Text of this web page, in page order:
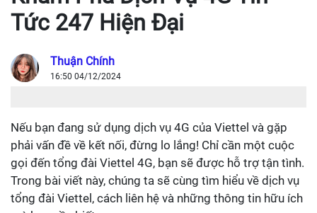
Tức 247 Hiện Đại
Thuận Chính
16:50 04/12/2024
Nếu bạn đang sử dụng dịch vụ 4G của Viettel và gặp
phải vấn đề về kết nối, đừng lo lắng! Chỉ cần một cuộc
gọi đến tổng đài Viettel 4G, bạn sẽ được hỗ trợ tận tình.
Trong bài viết này, chúng ta sẽ cùng tìm hiểu về dịch vụ
tổng đài Viettel, cách liên hệ và những thông tin hữu ích